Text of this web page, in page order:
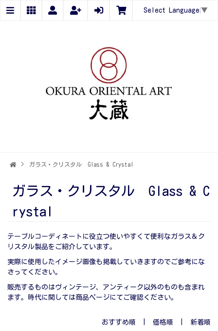
Select Language ▼
> ガラス・クリスタル Glass & Crystal
ガラス・クリスタル Glass & C
rystal
テーブルコーディネートに役立つ使いやすくて便利なガラス＆ク
リスタル製品をご紹介しています。
実際に使用したイメージ画像も掲載していきますのでご参考にな
さってください。
販売するものはヴィンテージ、アンティーク以外のものも含まれ
ます。時代に関しては商品ページにてご確認ください。
おすすめ順 | 価格順 新着順